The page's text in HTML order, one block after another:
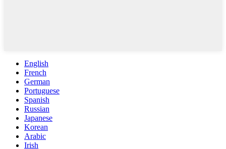
English
French
German
Portuguese
Spanish
Russian
Japanese
Korean
Arabic
Irish